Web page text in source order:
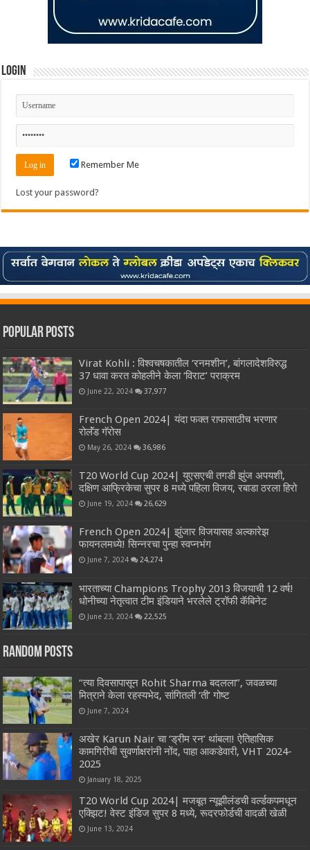
Login
Remember Me
Lost your password?
Popular Posts
Virat Kohli : विश्वचषकातील ‘रनमशीन’, बांगलादेशविरुद्ध
37 धावा करत कोहलीने केला ‘विराट’ पराक्रम
June 22, 2024 37,977
French Open 2024| यंदा फक्त राफासाठीच भरणार
रोलॅंड गॅरोस
May 26, 2024 36,986
T20 World Cup 2024| युएसएची तगडी झुंज अपयशी,
दक्षिण आफ्रिकेचा सुपर 8 मध्ये पहिला विजय, रबाडा ठरला हिरो
June 19, 2024 26,629
French Open 2024| झुंजार विजयासह अल्कारेझ
फायनलमध्ये! सिन्नरचा पुन्हा स्वप्नभंग
June 7, 2024 24,274
भारताच्या Champions Trophy 2013 विजयाची 12 वर्ष!
धोनीच्या नेतृत्वात टीम इंडियाने भरलेले ट्रॉफी कॅबिनेट
June 23, 2024 22,525
Random Posts
“त्या दिवसापासून Rohit Sharma बदलला”, जवळच्या
मित्राने केला रहस्यभेद, सांगितली ‘ती’ गोष्ट
June 7, 2024
अखेर Karun Nair चा ‘ड्रीम रन’ थांबला! ऐतिहासिक
कामगिरीची सुवर्णाक्षरांनी नोंद, पाहा आकडेवारी, VHT 2024-
2025
January 18, 2025
T20 World Cup 2024| मजबूत न्यूझीलंडची वर्ल्डकपमधून
एक्झिट! वेस्ट इंडिज सुपर 8 मध्ये, रूदरफोर्डची वादळी खेळी
June 13, 2024